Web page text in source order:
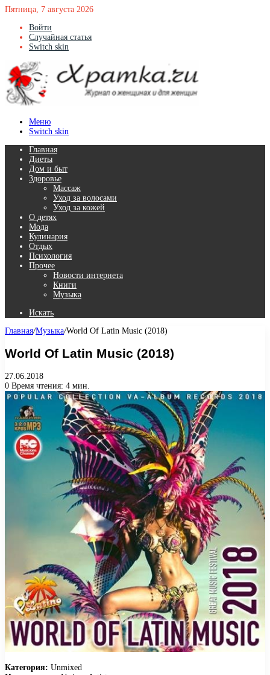
Пятница, 7 августа 2026
Войти
Случайная статья
Switch skin
Меню
Switch skin
Главная
Диеты
Дом и быт
Здоровье
Массаж
Уход за волосами
Уход за кожей
О детях
Мода
Кулинария
Отдых
Психология
Прочее
Новости интернета
Книги
Музыка
Искать
Главная/Музыка/World Of Latin Music (2018)
World Of Latin Music (2018)
27.06.2018
0 Время чтения: 4 мин.
Категория: Unmixed